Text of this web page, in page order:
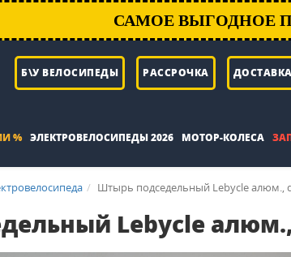
САМОЕ ВЫГОДНОЕ
Б\У ВЕЛОСИПЕДЫ РАССРОЧКА ДОСТАВКА
% ЭЛЕКТРОВЕЛОСИПЕДЫ 2026 МОТОР-КОЛЕСА
Штырь подседельный Lebycle алюм.,
Lebycle